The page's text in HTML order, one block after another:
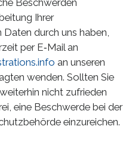
Beschwerden
Ihrer
durch uns haben,
per E‑Mail an
an unseren
wenden. Sollten Sie
nicht zufrieden
eine Beschwerde bei der
einzureichen.